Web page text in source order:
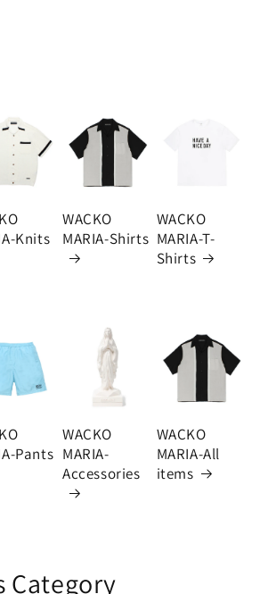
Knits
WACKO
MARIA-Shirts
WACKO
MARIA-T-
Shirts
Pants
WACKO
MARIA-
Accessories
WACKO
MARIA-All
items
Category